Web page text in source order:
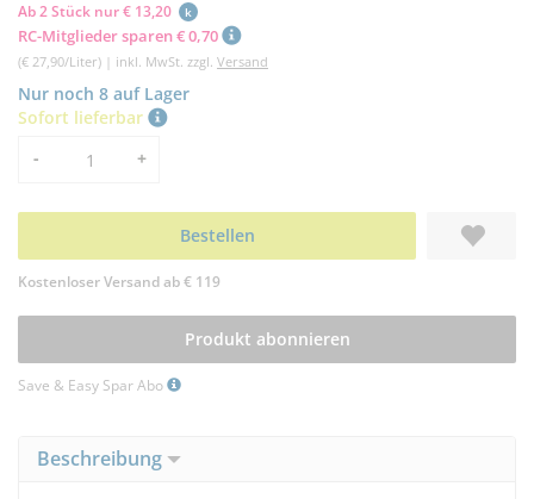
Ab 2 Stück nur € 13,20 k
RC-Mitglieder sparen € 0,70
(€ 27,90/Liter) | inkl. MwSt. zzgl. Versand
Nur noch 8 auf Lager
Sofort lieferbar
Menge
- +
Bestellen
Kostenloser Versand ab € 119
Produkt abonnieren
Save & Easy Spar Abo
Beschreibung